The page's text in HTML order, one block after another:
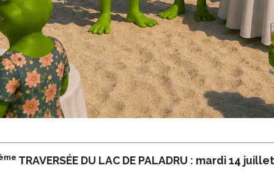
TRAVERSÉE DU LAC DE PALADRU : mardi 14